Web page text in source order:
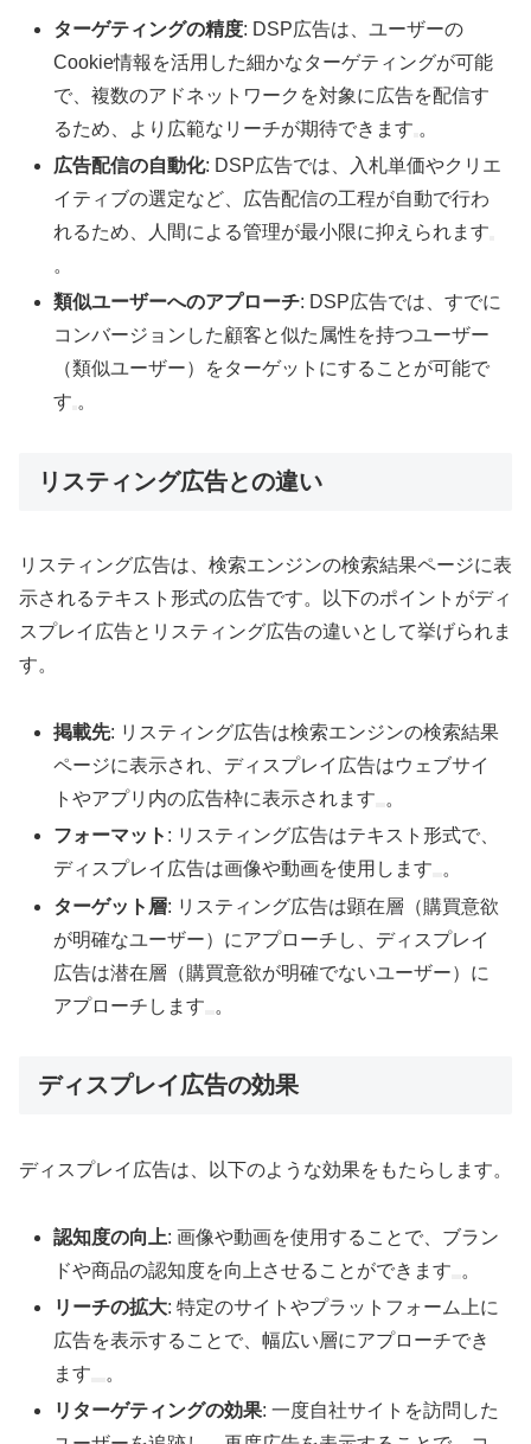
ターゲティングの精度: DSP広告は、ユーザーの
Cookie情報を活用した細かなターゲティングが可能
で、複数のアドネットワークを対象に広告を配信す
るため、より広範なリーチが期待できます 。
広告配信の自動化: DSP広告では、入札単価やクリエ
イティブの選定など、広告配信の工程が自動で行わ
れるため、人間による管理が最小限に抑えられます
。
類似ユーザーへのアプローチ: DSP広告では、すでに
コンバージョンした顧客と似た属性を持つユーザー
（類似ユーザー）をターゲットにすることが可能で
す 。
リスティング広告との違い
リスティング広告は、検索エンジンの検索結果ページに表
示されるテキスト形式の広告です。以下のポイントがディ
スプレイ広告とリスティング広告の違いとして挙げられま
す。
掲載先: リスティング広告は検索エンジンの検索結果
ページに表示され、ディスプレイ広告はウェブサイ
トやアプリ内の広告枠に表示されます
。
フォーマット : リスティング広告はテキスト形式で、
ディスプレイ広告は画像や動画を使用します
。
ターゲット層: リスティング広告は顕在層（購買意欲
が明確なユーザー）にアプローチし、ディスプレイ
広告は潜在層（購買意欲が明確でないユーザー）に
アプローチします
。
ディスプレイ広告の効果
ディスプレイ広告は、以下のような効果をもたらします。
認知度の向上: 画像や動画を使用することで、ブラン
ドや商品の認知度を向上させることができます
。
リーチの拡大: 特定のサイトやプラットフォーム上に
広告を表示することで、幅広い層にアプローチでき
ます
。
リターゲティングの効果: 一度自社サイトを訪問した